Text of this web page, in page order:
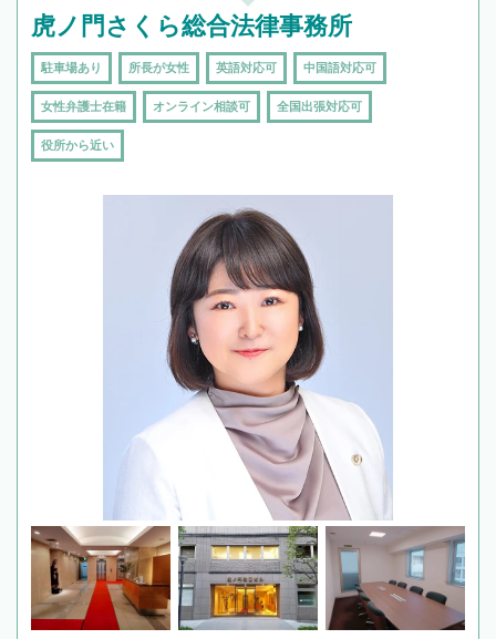
虎ノ門さくら総合法律事務所
駐車場あり 所長が女性 英語対応可 中国語対応可
女性弁護士在籍 オンライン相談可 全国出張対応可
役所から近い